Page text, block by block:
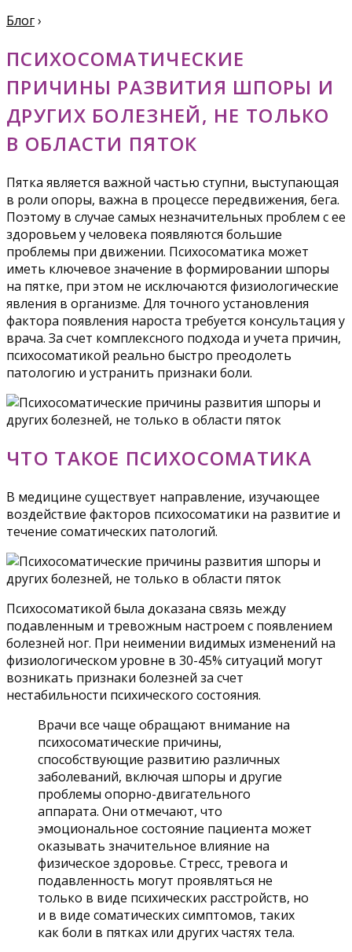
Блог›
ПСИХОСОМАТИЧЕСКИЕ
ПРИЧИНЫ РАЗВИТИЯ ШПОРЫ И
ДРУГИХ БОЛЕЗНЕЙ, НЕ ТОЛЬКО
В ОБЛАСТИ ПЯТОК
Пятка является важной частью ступни, выступающая
в роли опоры, важна в процессе передвижения, бега.
Поэтому в случае самых незначительных проблем с ее
здоровьем у человека появляются большие
проблемы при движении. Психосоматика может
иметь ключевое значение в формировании шпоры
на пятке, при этом не исключаются физиологические
явления в организме. Для точного установления
фактора появления нароста требуется консультация у
врача. За счет комплексного подхода и учета причин,
психосоматикой реально быстро преодолеть
патологию и устранить признаки боли.
ЧТО ТАКОЕ ПСИХОСОМАТИКА
В медицине существует направление, изучающее
воздействие факторов психосоматики на развитие и
течение соматических патологий.
Психосоматикой была доказана связь между
подавленным и тревожным настроем с появлением
болезней ног. При неимении видимых изменений на
физиологическом уровне в 30-45% ситуаций могут
возникать признаки болезней за счет
нестабильности психического состояния.
Врачи все чаще обращают внимание на
психосоматические причины,
способствующие развитию различных
заболеваний, включая шпоры и другие
проблемы опорно-двигательного
аппарата. Они отмечают, что
эмоциональное состояние пациента может
оказывать значительное влияние на
физическое здоровье. Стресс, тревога и
подавленность могут проявляться не
только в виде психических расстройств, но
и в виде соматических симптомов, таких
как боли в пятках или других частях тела.